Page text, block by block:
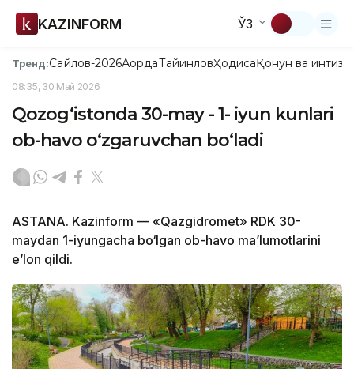
KAZINFORM ЎЗ
Тренд:Сайлов-2026АқордаТайинловҲодисаҚонун ва
08:35, 30 Май 2026
Qozog‘istonda 30-may - 1- iyun kunlari
ob-havo o‘zgaruvchan bo‘ladi
ASTANA. Kazinform — «Qazgidromet» RDK 30-
maydan 1-iyungacha bo‘lgan ob-havo ma’lumotlarini
e’lon qildi.